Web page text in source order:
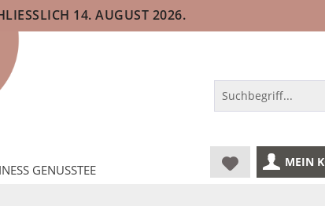
14. AUGUST 2026.
MEIN
GENUSSTEE